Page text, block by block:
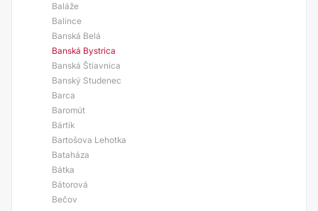
Baláže
Balince
Banská Belá
Banská Bystrica
Banská Štiavnica
Banský Studenec
Barca
Baromút
Bártik
Bartošova Lehotka
Bataháza
Bátka
Bátorová
Bečov